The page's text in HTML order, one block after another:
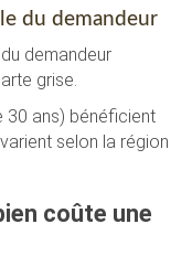
du demandeur
demandeur
grise.
30 ans) bénéficient
selon la région
coûte une